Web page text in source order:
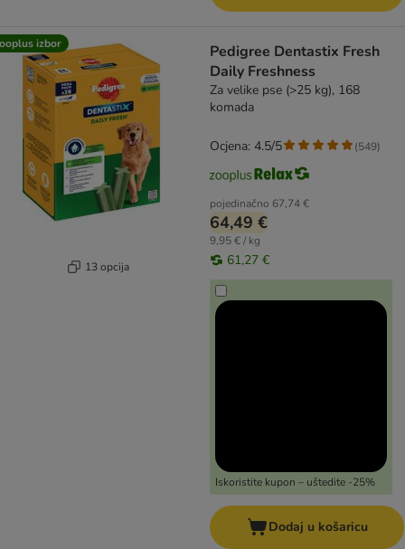
izbor
13 opcija
Pedigree Dentastix Fresh
Daily Freshness
Za velike pse (>25 kg), 168
komada
pojedinačno 67,74 €
64,49 €
9,95 € / kg
61,27 €
Iskoristite kupon – uštedite -25%
Ocjena: 4.5/5 (549)
Dodaj u košaricu